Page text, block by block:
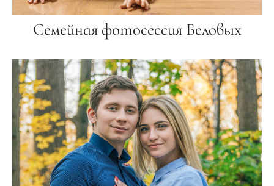
Семейная фотосессия Беловых